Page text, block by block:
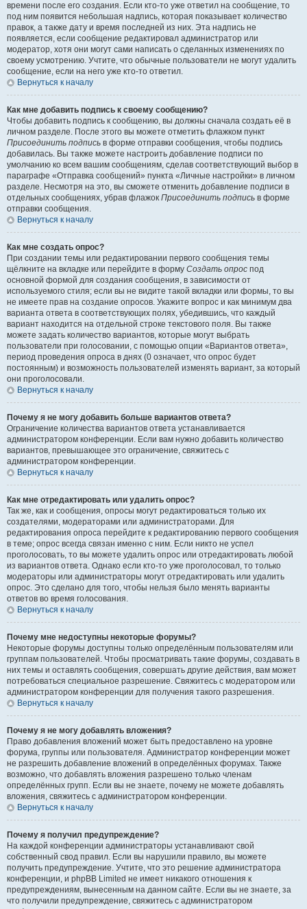
времени после его создания. Если кто-то уже ответил на сообщение, то
под ним появится небольшая надпись, которая показывает количество
правок, а также дату и время последней из них. Эта надпись не
появляется, если сообщение редактировал администратор или
модератор, хотя они могут сами написать о сделанных изменениях по
своему усмотрению. Учтите, что обычные пользователи не могут удалить
сообщение, если на него уже кто-то ответил.
Вернуться к началу
Как мне добавить подпись к своему сообщению?
Чтобы добавить подпись к сообщению, вы должны сначала создать её в
личном разделе. После этого вы можете отметить флажком пункт
Присоединить подпись в форме отправки сообщения, чтобы подпись
добавилась. Вы также можете настроить добавление подписи по
умолчанию ко всем вашим сообщениям, сделав соответствующий выбор в
параграфе «Отправка сообщений» пункта «Личные настройки» в личном
разделе. Несмотря на это, вы сможете отменить добавление подписи в
отдельных сообщениях, убрав флажок Присоединить подпись в форме
отправки сообщения.
Вернуться к началу
Как мне создать опрос?
При создании темы или редактировании первого сообщения темы
щёлкните на вкладке или перейдите в форму Создать опрос под
основной формой для создания сообщения, в зависимости от
используемого стиля; если вы не видите такой вкладки или формы, то вы
не имеете прав на создание опросов. Укажите вопрос и как минимум два
варианта ответа в соответствующих полях, убедившись, что каждый
вариант находится на отдельной строке текстового поля. Вы также
можете задать количество вариантов, которые могут выбрать
пользователи при голосовании, с помощью опции «Вариантов ответа»,
период проведения опроса в днях (0 означает, что опрос будет
постоянным) и возможность пользователей изменять вариант, за который
они проголосовали.
Вернуться к началу
Почему я не могу добавить больше вариантов ответа?
Ограничение количества вариантов ответа устанавливается
администратором конференции. Если вам нужно добавить количество
вариантов, превышающее это ограничение, свяжитесь с
администратором конференции.
Вернуться к началу
Как мне отредактировать или удалить опрос?
Так же, как и сообщения, опросы могут редактироваться только их
создателями, модераторами или администраторами. Для
редактирования опроса перейдите к редактированию первого сообщения
в теме; опрос всегда связан именно с ним. Если никто не успел
проголосовать, то вы можете удалить опрос или отредактировать любой
из вариантов ответа. Однако если кто-то уже проголосовал, то только
модераторы или администраторы могут отредактировать или удалить
опрос. Это сделано для того, чтобы нельзя было менять варианты
ответов во время голосования.
Вернуться к началу
Почему мне недоступны некоторые форумы?
Некоторые форумы доступны только определённым пользователям или
группам пользователей. Чтобы просматривать такие форумы, создавать в
них темы и оставлять сообщения, совершать другие действия, вам может
потребоваться специальное разрешение. Свяжитесь с модератором или
администратором конференции для получения такого разрешения.
Вернуться к началу
Почему я не могу добавлять вложения?
Право добавления вложений может быть предоставлено на уровне
форума, группы или пользователя. Администратор конференции может
не разрешить добавление вложений в определённых форумах. Также
возможно, что добавлять вложения разрешено только членам
определённых групп. Если вы не знаете, почему не можете добавлять
вложения, свяжитесь с администратором конференции.
Вернуться к началу
Почему я получил предупреждение?
На каждой конференции администраторы устанавливают свой
собственный свод правил. Если вы нарушили правило, вы можете
получить предупреждение. Учтите, что это решение администратора
конференции, и phpBB Limited не имеет никакого отношения к
предупреждениям, вынесенным на данном сайте. Если вы не знаете, за
что получили предупреждение, свяжитесь с администратором